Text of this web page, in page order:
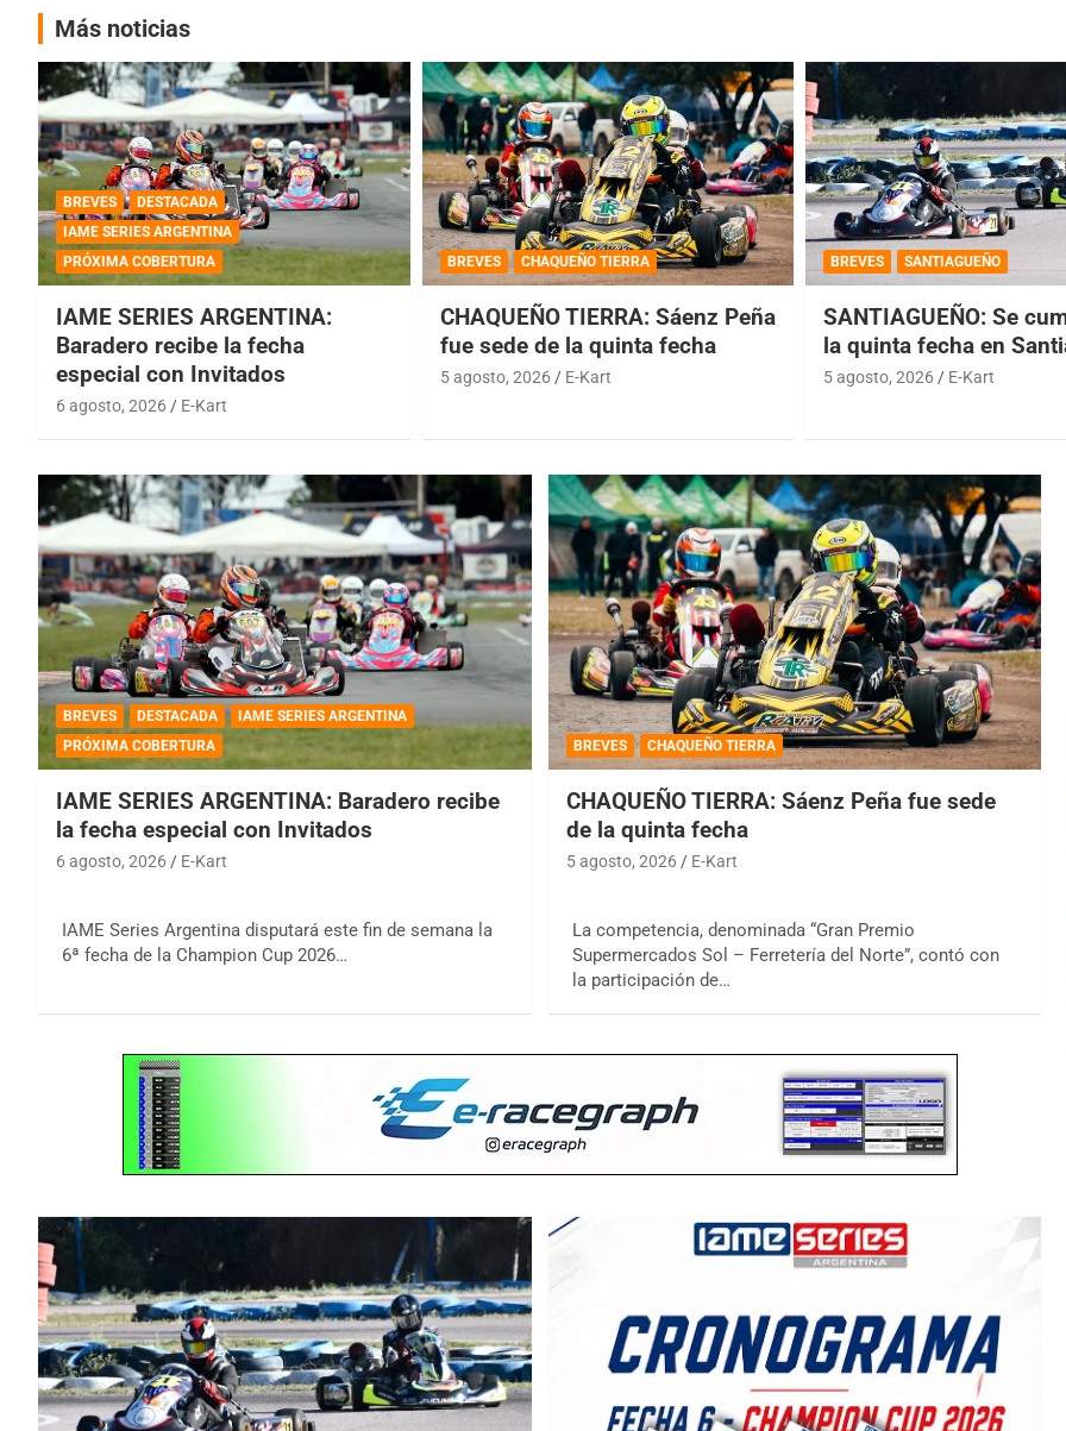
Más noticias
BREVES
DESTACADA
IAME SERIES ARGENTINA
PRÓXIMA COBERTURA
IAME SERIES ARGENTINA:
Baradero recibe la fecha
especial con Invitados
6 agosto, 2026 E-Kart
BREVES CHAQUEÑO TIERRA
CHAQUEÑO TIERRA: Sáenz Peña
fue sede de la quinta fecha
5 agosto, 2026 E-Kart
BREVES SANTIAGUEÑO
SANTIAGUEÑO: Se
la quinta fecha en
5 agosto, 2026 E-Kart
BREVES DESTACADA
IAME SERIES ARGENTINA
PRÓXIMA COBERTURA
IAME SERIES ARGENTINA: Baradero recibe
la fecha especial con Invitados
6 agosto, 2026 E-Kart
IAME Series Argentina disputará este fin de semana la
6ª fecha de la Champion Cup 2026…
BREVES CHAQUEÑO TIERRA
CHAQUEÑO TIERRA: Sáenz Peña fue sede
de la quinta fecha
5 agosto, 2026 E-Kart
La competencia, denominada “Gran Premio
Supermercados Sol – Ferretería del Norte”, contó con
la participación de…